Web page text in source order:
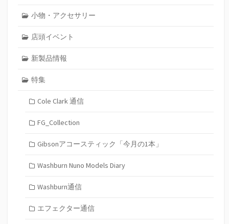
小物・アクセサリー
店頭イベント
新製品情報
特集
Cole Clark 通信
FG_Collection
Gibsonアコースティック「今月の1本」
Washburn Nuno Models Diary
Washburn通信
エフェクター通信